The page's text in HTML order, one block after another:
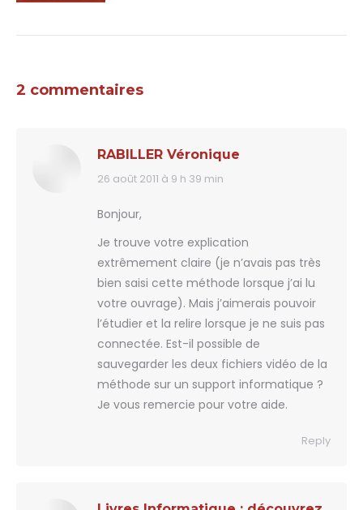
2 commentaires
RABILLER Véronique
says:
26 août 2011 à 9 h 39 min
Bonjour,
Je trouve votre explication
extrêmement claire (je n’avais pas très
bien saisi cette méthode lorsque j’ai lu
votre ouvrage). Mais j’aimerais pouvoir
l’étudier et la relire lorsque je ne suis pas
connectée. Est-il possible de
sauvegarder les deux fichiers vidéo de la
méthode sur un support informatique ?
Je vous remercie pour votre aide.
Reply